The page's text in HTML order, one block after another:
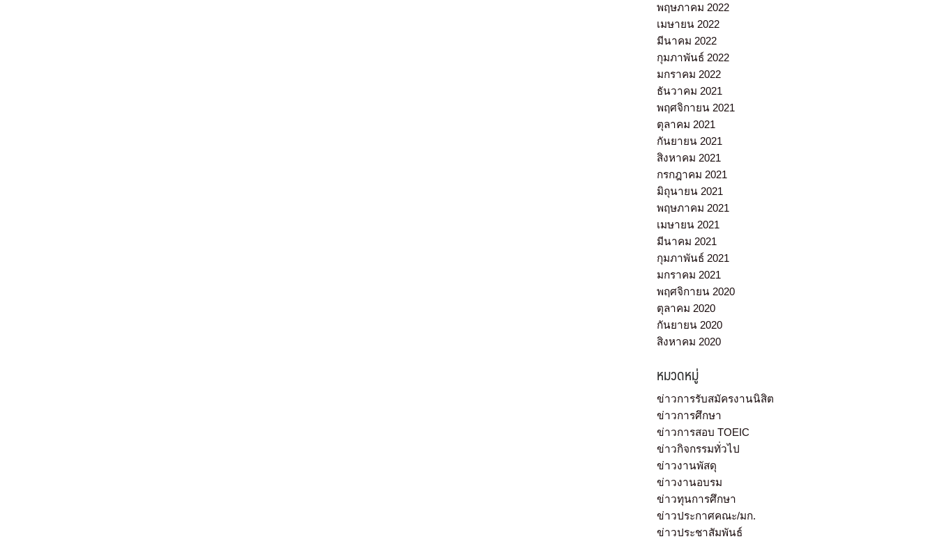
พฤษภาคม 2022
เมษายน 2022
มีนาคม 2022
กุมภาพันธ์ 2022
มกราคม 2022
ธันวาคม 2021
พฤศจิกายน 2021
ตุลาคม 2021
กันยายน 2021
สิงหาคม 2021
กรกฎาคม 2021
มิถุนายน 2021
พฤษภาคม 2021
เมษายน 2021
มีนาคม 2021
กุมภาพันธ์ 2021
มกราคม 2021
พฤศจิกายน 2020
ตุลาคม 2020
กันยายน 2020
สิงหาคม 2020
หมวดหมู่
ข่าวการรับสมัครงานนิสิต
ข่าวการศึกษา
ข่าวการสอบ TOEIC
ข่าวกิจกรรมทั่วไป
ข่าวงานพัสดุ
ข่าวงานอบรม
ข่าวทุนการศึกษา
ข่าวประกาศคณะ/มก.
ข่าวประชาสัมพันธ์